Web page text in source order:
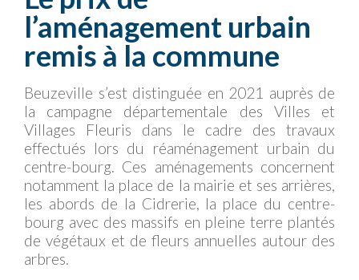
l’aménagement urbain
remis à la commune
Beuzeville s’est distinguée en 2021 auprès de
la campagne départementale des Villes et
Villages Fleuris dans le cadre des travaux
effectués lors du réaménagement urbain du
centre-bourg. Ces aménagements concernent
notamment la place de la mairie et ses arrières,
les abords de la Cidrerie, la place du centre-
bourg avec des massifs en pleine terre plantés
de végétaux et de fleurs annuelles autour des
arbres.